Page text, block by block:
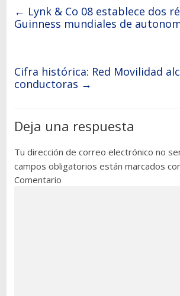
← Lynk & Co 08 establece dos
Guinness mundiales de
Cifra histórica: Red Movilidad
conductoras →
Deja una respuesta
Tu dirección de correo electrónico no
campos obligatorios están marcados
Comentario